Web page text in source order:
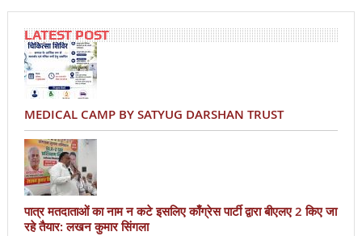
LATEST POST
MEDICAL CAMP BY SATYUG DARSHAN TRUST
पात्र मतदाताओं का नाम न कटे इसलिए काँग्रेस पार्टी द्वारा बीएलए 2 किए जा
रहे तैयार: लखन कुमार सिंगला